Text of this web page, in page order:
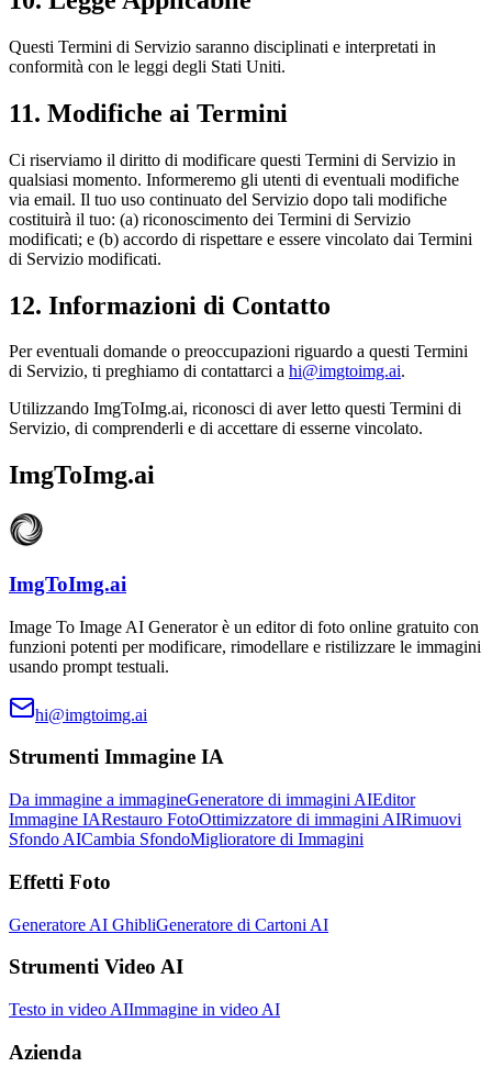
Questi Termini di Servizio saranno disciplinati e interpretati in
conformità con le leggi degli Stati Uniti.
11. Modifiche ai Termini
Ci riserviamo il diritto di modificare questi Termini di Servizio in
qualsiasi momento. Informeremo gli utenti di eventuali modifiche
via email. Il tuo uso continuato del Servizio dopo tali modifiche
costituirà il tuo: (a) riconoscimento dei Termini di Servizio
modificati; e (b) accordo di rispettare e essere vincolato dai Termini
di Servizio modificati.
12. Informazioni di Contatto
Per eventuali domande o preoccupazioni riguardo a questi Termini
di Servizio, ti preghiamo di contattarci a hi@imgtoimg.ai.
Utilizzando ImgToImg.ai, riconosci di aver letto questi Termini di
Servizio, di comprenderli e di accettare di esserne vincolato.
ImgToImg.ai
ImgToImg.ai
Image To Image AI Generator è un editor di foto online gratuito con
funzioni potenti per modificare, rimodellare e ristilizzare le immagini
usando prompt testuali.
hi@imgtoimg.ai
Strumenti Immagine IA
Da immagine a immagineGeneratore di immagini AIEditor
Immagine IARestauro FotoOttimizzatore di immagini AIRimuovi
Sfondo AICambia SfondoMiglioratore di Immagini
Effetti Foto
Generatore AI GhibliGeneratore di Cartoni AI
Strumenti Video AI
Testo in video AIImmagine in video AI
Azienda